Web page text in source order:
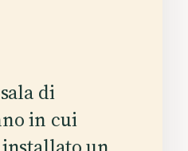
di
in cui